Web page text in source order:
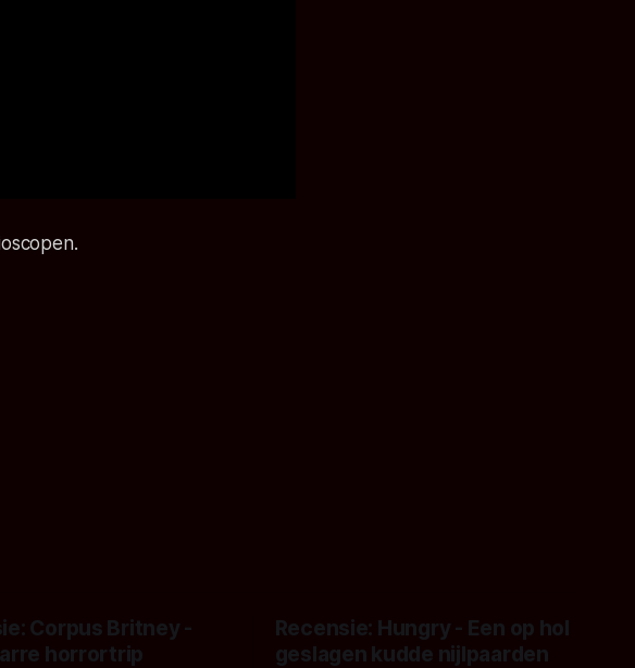
Corpus Britney -
horrortrip
Recensie: Hungry - Een op hol
geslagen kudde nijlpaarden